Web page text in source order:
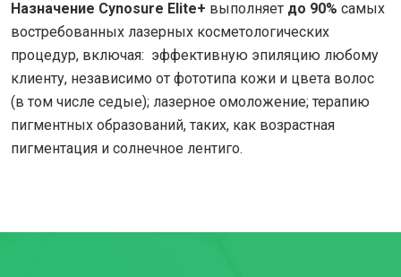
Назначение Cynosure Elite+ выполняет до 90% самых
востребованных лазерных косметологических
процедур, включая: эффективную эпиляцию любому
клиенту, независимо от фототипа кожи и цвета волос
(в том числе седые); лазерное омоложение; терапию
пигментных образований, таких, как возрастная
пигментация и солнечное лентиго.